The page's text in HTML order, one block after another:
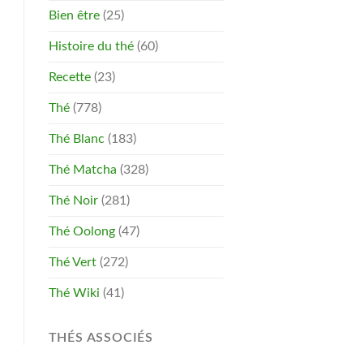
Bien être(25)
Histoire du thé(60)
Recette(23)
Thé(778)
Thé Blanc (183)
Thé Matcha (328)
Thé Noir(281)
Thé Oolong(47)
Thé Vert(272)
Thé Wiki (41)
THÉS ASSOCIÉS